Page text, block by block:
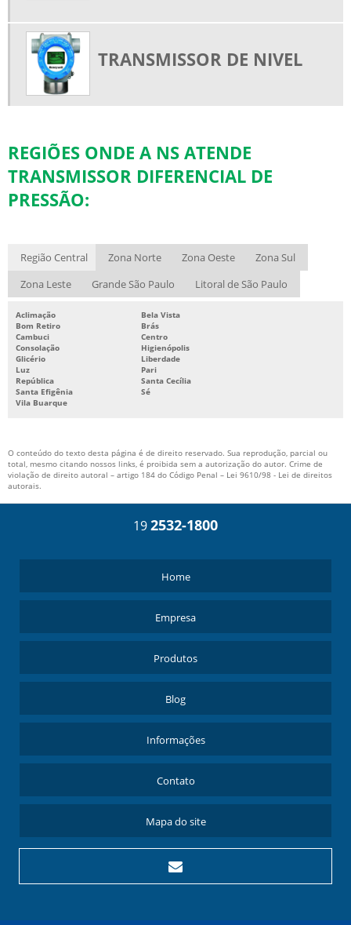
TRANSMISSOR DE NIVEL
REGIÕES ONDE A NS ATENDE
TRANSMISSOR DIFERENCIAL DE
PRESSÃO:
Região Central Zona Norte Zona Oeste
Zona Sul
Zona Leste
Grande São Paulo Litoral de São Paulo
Aclimação
Bela Vista
Bom Retiro
Brás
Cambuci
Centro
Consolação
Higienópolis
Glicério
Liberdade
Luz
Pari
República
Santa Cecília
Santa Efigênia
Sé
Vila Buarque
O conteúdo do texto desta página é de direito reservado. Sua reprodução, parcial ou
total, mesmo citando nossos links, é proibida sem a autorização do autor. Crime de
violação de direito autoral – artigo 184 do Código Penal – Lei 9610/98 - Lei de direitos
autorais.
192532-1800
Home
Empresa
Produtos
Blog
Informações
Contato
Mapa do site